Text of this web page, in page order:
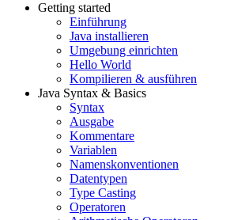
Getting started
Einführung
Java installieren
Umgebung einrichten
Hello World
Kompilieren & ausführen
Java Syntax & Basics
Syntax
Ausgabe
Kommentare
Variablen
Namenskonventionen
Datentypen
Type Casting
Operatoren